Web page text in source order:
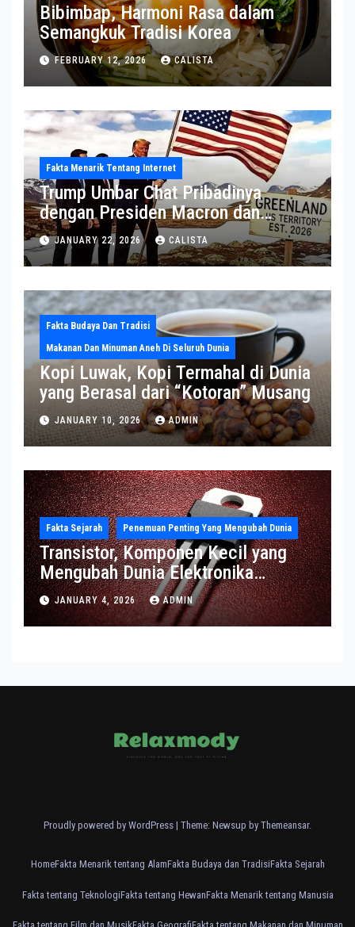
Bibimbap, Harmoni Rasa dalam
Semangkuk Tradisi Korea
FEBRUARY 12, 2026 CALISTA
Fakta Menarik Tentang Internet
Trump Umbar Chat Pribadinya
dengan Presiden Macron dan
Sekjen NATO ke Medsos, Bahas Isu
Greenland
JANUARY 22, 2026 CALISTA
Fakta Budaya Dan Tradisi
Makanan Dan Minuman Aneh Di Seluruh Dunia
Kopi Luwak, Kopi Termahal di Dunia
yang Berasal dari “Kotoran” Musang
JANUARY 10, 2026 ADMIN
Fakta Sejarah Penemuan Penting Yang Mengubah Dunia
Transistor, Komponen Kecil yang
Mengubah Dunia Elektronika
Modern
JANUARY 4, 2026 ADMIN
Proudly powered by WordPress | Theme: Newsup by Themeansar.
HomeFakta Menarik tentang AlamFakta Budaya dan TradisiFakta Sejarah
Fakta tentang TeknologiFakta tentang HewanFakta Menarik tentang Manusia